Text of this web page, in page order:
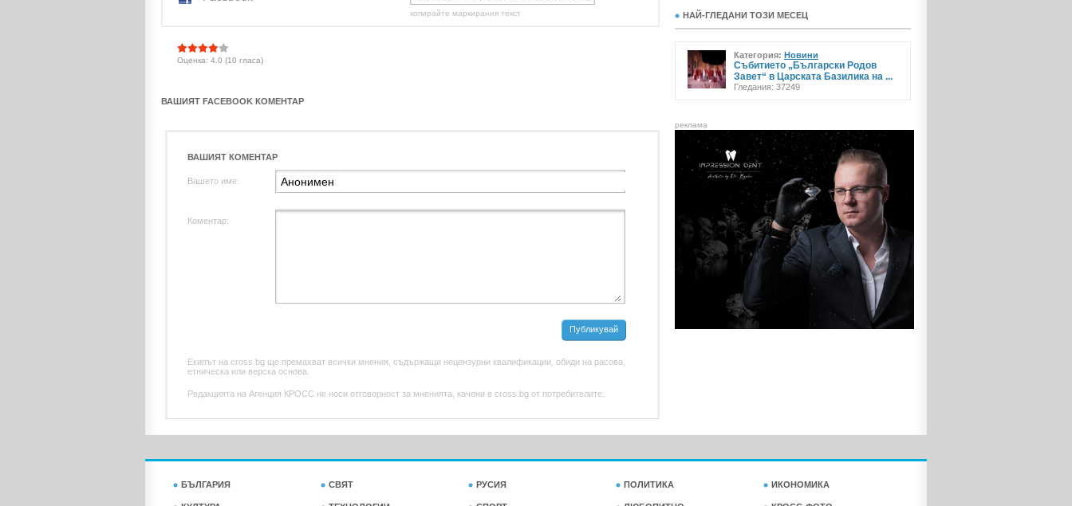
копирайте маркирания текст
Оценка: 4.0 (10 гласа)
ВАШИЯТ FACEBOOK КОМЕНТАР
ВАШИЯТ КОМЕНТАР
Вашето име:
Коментар:
Публикувай
Екипът на cross.bg ще премахват всички мнения, съдържащи нецензурни квалификации, обиди на расова,
етническа или верска основа.
Редакцията на Агенция КРОСС не носи отговорност за мненията, качени в cross.bg от потребителите.
НАЙ-ГЛЕДАНИ ТОЗИ МЕСЕЦ
Категория: Новини
Събитието „Български Родов
Завет“ в Царската Базилика на ...
Гледания: 37249
реклама
БЪЛГАРИЯ СВЯТ РУСИЯ ПОЛИТИКА ИКОНОМИКА